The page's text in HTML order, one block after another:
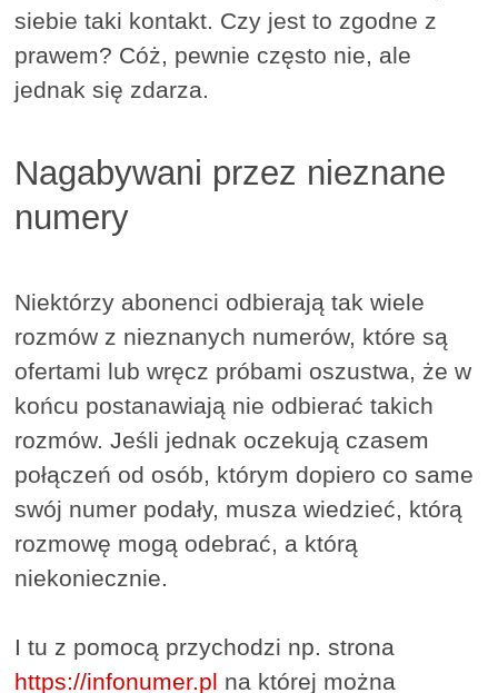
siebie taki kontakt. Czy jest to zgodne z
prawem? Cóż, pewnie często nie, ale
jednak się zdarza.
Nagabywani przez nieznane
numery
Niektórzy abonenci odbierają tak wiele
rozmów z nieznanych numerów, które są
ofertami lub wręcz próbami oszustwa, że w
końcu postanawiają nie odbierać takich
rozmów. Jeśli jednak oczekują czasem
połączeń od osób, którym dopiero co same
swój numer podały, musza wiedzieć, którą
rozmowę mogą odebrać, a którą
niekoniecznie.
I tu z pomocą przychodzi np. strona
https://infonumer.pl na której można